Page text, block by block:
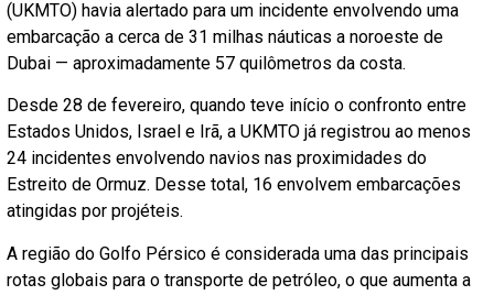
(UKMTO) havia alertado para um incidente envolvendo uma
embarcação a cerca de 31 milhas náuticas a noroeste de
Dubai — aproximadamente 57 quilômetros da costa.
Desde 28 de fevereiro, quando teve início o confronto entre
Estados Unidos, Israel e Irã, a UKMTO já registrou ao menos
24 incidentes envolvendo navios nas proximidades do
Estreito de Ormuz. Desse total, 16 envolvem embarcações
atingidas por projéteis.
A região do Golfo Pérsico é considerada uma das principais
rotas globais para o transporte de petróleo, o que aumenta a